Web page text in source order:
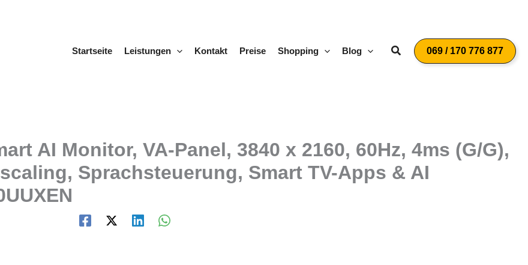
Startseite
Leistungen Kontakt Preise Shopping Blog Suchen069 / 170 776 877
AI Monitor, VA-Panel, 3840 x 2160, 60Hz, 4ms (G/G),
Sprachsteuerung, Smart TV-Apps & AI